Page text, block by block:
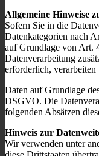
Allgemeine Hinweise
Sofern Sie in die
Datenkategorien nach
auf Grundlage von Art.
Datenverarbeitung
erforderlich,
Daten auf Grundlage
DSGVO. Die
folgenden Absätzen
Hinweis zur
Wir verwenden unter